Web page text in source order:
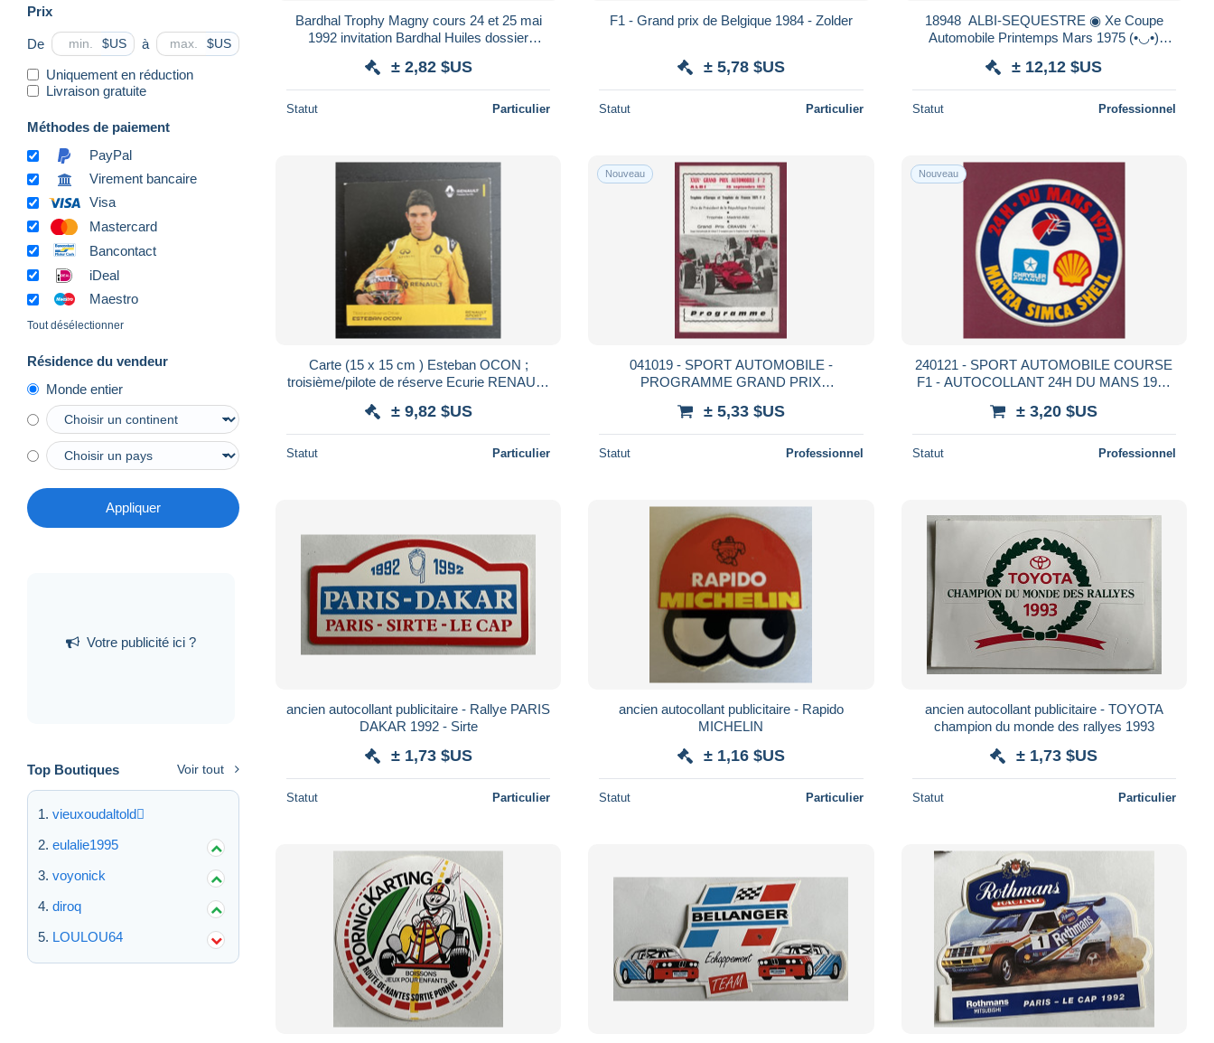
Prix
De $US à $US
Uniquement en réduction
Livraison gratuite
Méthodes de paiement
PayPal
Virement bancaire
Visa
Mastercard
Bancontact
iDeal
Maestro
Tout désélectionner
Résidence du vendeur
Monde entier
Appliquer
Votre publicité ici ?
Top Boutiques Voir tout
vieuxoudaltold
eulalie1995
voyonick
diroq
LOULOU64
Bardhal Trophy Magny cours 24 et 25 mai
1992 invitation Bardhal Huiles dossier
± 2,82 $US
Statut Particulier
F1 - Grand prix de Belgique 1984 - Zolder
± 5,78 $US
Statut Particulier
18948 ️ ALBI-SEQUESTRE ◉ Xe Coupe
Automobile Printemps Mars 1975 (•◡•)
Bareme
± 12,12 $US
Statut Professionnel
Carte (15 x 15 cm ) Esteban OCON ;
troisième/pilote de réserve Ecurie RENAULT
± 9,82 $US
Statut Particulier
Nouveau
041019 - SPORT AUTOMOBILE -
PROGRAMME GRAND PRIX
± 5,33 $US
Statut Professionnel
Nouveau
240121 - SPORT AUTOMOBILE COURSE
F1 - AUTOCOLLANT 24H DU MANS 1972
± 3,20 $US
Statut Professionnel
ancien autocollant publicitaire - Rallye PARIS
DAKAR 1992 - Sirte
± 1,73 $US
Statut Particulier
ancien autocollant publicitaire - Rapido
MICHELIN
± 1,16 $US
Statut Particulier
ancien autocollant publicitaire - TOYOTA
champion du monde des rallyes 1993
± 1,73 $US
Statut Particulier